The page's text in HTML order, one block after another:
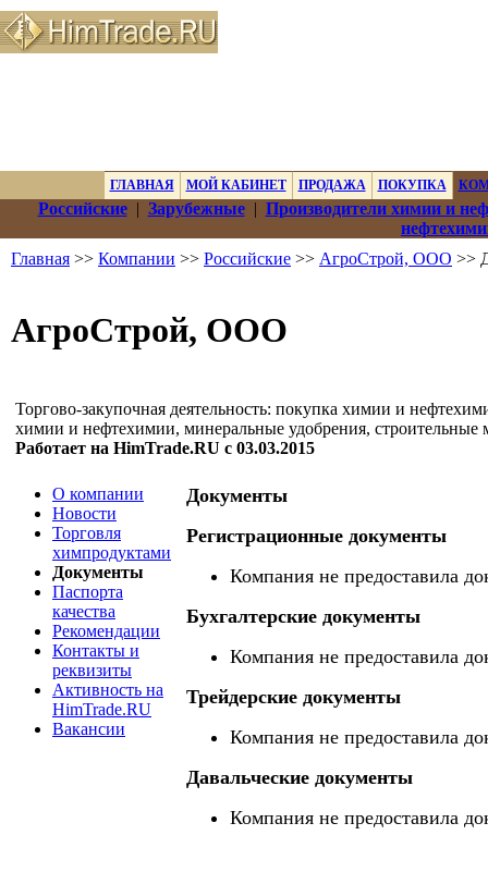
ГЛАВНАЯ МОЙ КАБИНЕТ ПРОДАЖА ПОКУПКА
Российские| Зарубежные| Производители химии и
Главная >> Компании >> Российские >> АгроСтрой, ООО >>
АгроСтрой, ООО
Торгово-закупочная деятельность: покупка химии и
химии и нефтехимии, минеральные удобрения, строительные
Работает на HimTrade.RU с 03.03.2015
О компании
Новости
Торговля
химпродуктами
Документы
Паспорта
качества
Рекомендации
Контакты и
реквизиты
Активность на
HimTrade.RU
Вакансии
Документы
Регистрационные документы
Компания не предоставила
Бухгалтерские документы
Компания не предоставила
Трейдерские документы
Компания не предоставила
Давальческие документы
Компания не предоставила